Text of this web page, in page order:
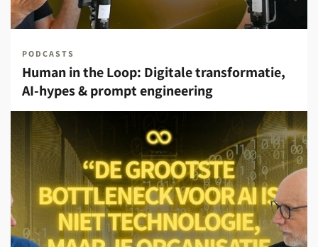
PODCASTS
Human in the Loop: Digitale transformatie,
AI-hypes & prompt engineering